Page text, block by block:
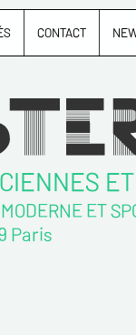
CONTACT
ET
Paris